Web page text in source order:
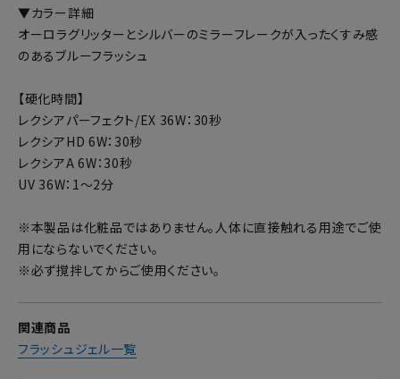
▼カラー詳細
オーロラグリッターとシルバーのミラーフレークが入ったくすみ感
のあるブルーフラッシュ
【硬化時間】
レクシアパーフェクト/EX 36W：30秒
レクシアHD 6W：30秒
レクシアA 6W：30秒
UV 36W：1～2分
※本製品は化粧品ではありません。人体に直接触れる用途でご使
用にならないでください。
※必ず撹拌してからご使用ください。
関連商品
フラッシュジェル一覧